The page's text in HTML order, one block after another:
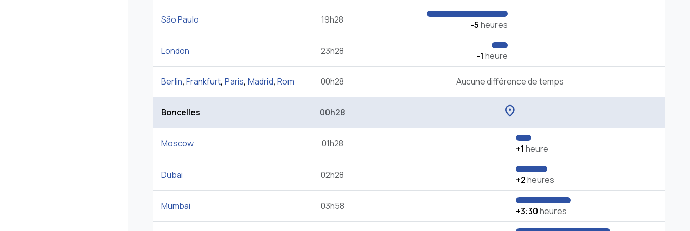
São Paulo 19h28 -5heures
London 23h28 -1 heure
Berlin, Frankfurt, Paris, Madrid, Rom 00h28 Aucune différence de temps
Boncelles 00h28 location_on
Moscow 01h28 +1 heure
Dubai 02h28 +2heures
Mumbai 03h58 +3:30heures